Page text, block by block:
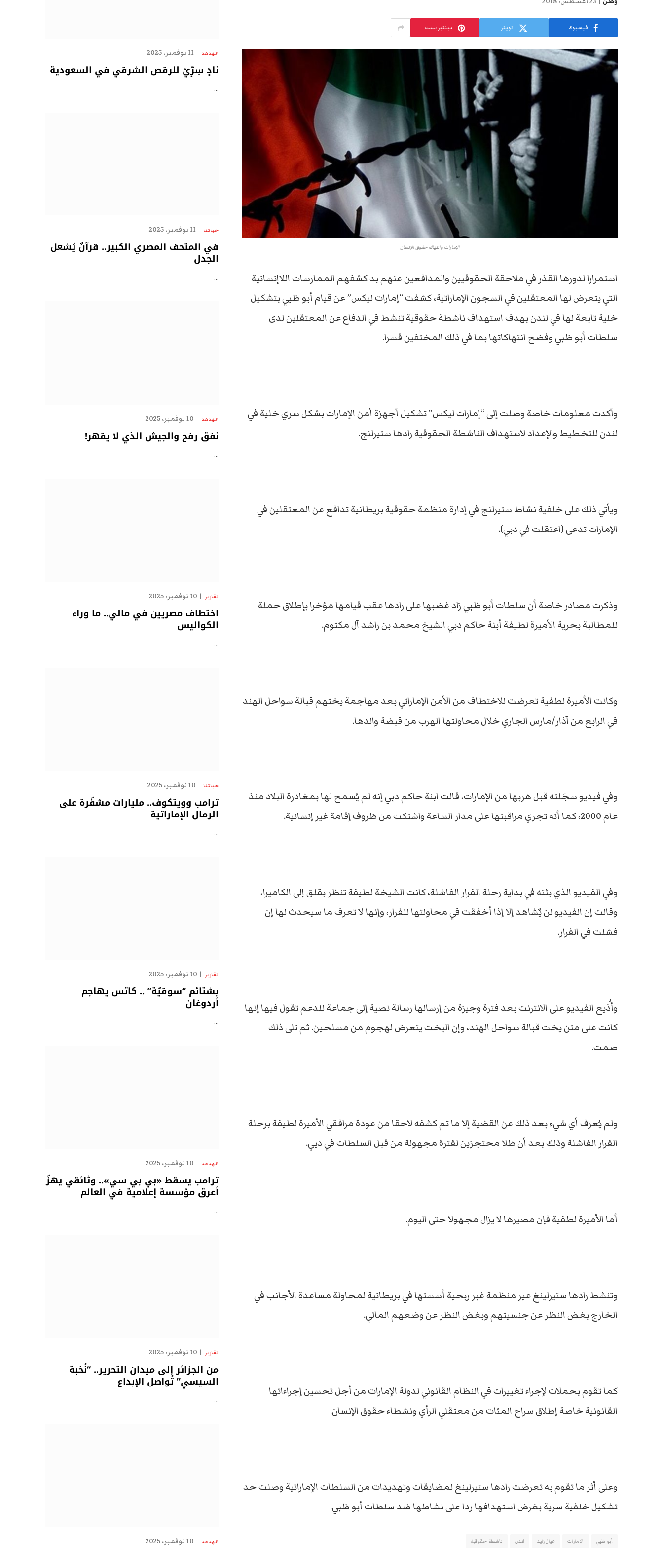
فيسبوك تويتر بينتيريست
الإمارات وانتهاك حقوق الإنسان
استمرارا لدورها القذر في ملاحقة الحقوقيين والمدافعين عنهم بد كشفهم الممارسات اللاإنسانية
التي يتعرض لها المعتقلين في السجون الإماراتية، كشفت “إمارات ليكس” عن قيام أبو ظبي بتشكيل
خلية تابعة لها في لندن بهدف استهداف ناشطة حقوقية تنشط في الدفاع عن المعتقلين لدى
سلطات أبو ظبي وفضح انتهاكاتها بما في ذلك المختفين قسرا.
وأكدت معلومات خاصة وصلت إلى “إمارات ليكس” تشكيل أجهزة أمن الإمارات بشكل سري خلية في
لندن للتخطيط والإعداد لاستهداف الناشطة الحقوقية رادها ستيرلنج.
ويأتي ذلك على خلفية نشاط ستيرلنج في إدارة منظمة حقوقية بريطانية تدافع عن المعتقلين في
الإمارات تدعى (اعتقلت في دبي).
وذكرت مصادر خاصة أن سلطات أبو ظبي زاد غضبها على رادها عقب قيامها مؤخرا بإطلاق حملة
للمطالبة بحرية الأميرة لطيفة أبنة حاكم دبي الشيخ محمد بن راشد آل مكتوم.
وكانت الأميرة لطفية تعرضت للاختطاف من الأمن الإماراتي بعد مهاجمة يختهم قبالة سواحل الهند
في الرابع من آذار/مارس الجاري خلال محاولتها الهرب من قبضة والدها.
وفي فيديو سجَلته قبل هربها من الإمارات، قالت ابنة حاكم دبي إنه لم يُسمح لها بمغادرة البلاد منذ
عام 2000، كما أنه تجري مراقبتها على مدار الساعة واشتكت من ظروف إقامة غير إنسانية.
وفي الفيديو الذي بثته في بداية رحلة الفرار الفاشلة، كانت الشيخة لطيفة تنظر بقلق إلى الكاميرا،
وقالت إن الفيديو لن يٌشاهد إلا إذا أخفقت في محاولتها للفرار، وإنها لا تعرف ما سيحدث لها إن
فشلت في الفرار.
وأُذيع الفيديو على الانترنت بعد فترة وجيزة من إرسالها رسالة نصية إلى جماعة للدعم تقول فيها إنها
كانت على متن يخت قبالة سواحل الهند، وإن اليخت يتعرض لهجوم من مسلحين. ثم تلى ذلك
صمت.
ولم يُعرف أي شيء بعد ذلك عن القضية إلا ما تم كشفه لاحقا من عودة مرافقي الأميرة لطيفة برحلة
الفرار الفاشلة وذلك بعد أن ظلا محتجزين لفترة مجهولة من قبل السلطات في دبي.
أما الأميرة لطفية فإن مصيرها لا يزال مجهولا حتى اليوم.
وتنشط رادها ستيرلينغ عير منظمة غبر ربحية أسستها في بريطانية لمحاولة مساعدة الأجانب في
الخارج بغض النظر عن جنسيتهم وبغض النظر عن وضعهم المالي.
كما تقوم بحملات لإجراء تغييرات في النظام القانوني لدولة الإمارات من أجل تحسين إجراءاتها
القانونية خاصة إطلاق سراح المئات من معتقلي الرأي ونشطاء حقوق الإنسان.
وعلى أثر ما تقوم به تعرضت رادها ستيرلينغ لمضايقات وتهديدات من السلطات الإماراتية وصلت حد
تشكيل خلفية سرية بغرض استهدافها ردا على نشاطها ضد سلطات أبو ظبي.
أبو ظبي الامارات عيال زايد لندن ناشطة حقوقية
الهدهد 11 نوفمبر، 2025
نادٍ سِرِّيّ للرقص الشرقي في السعودية
…
حياتنا 11 نوفمبر، 2025
في المتحف المصري الكبير.. قرآنٌ يُشعل
الجدل
…
الهدهد 10 نوفمبر، 2025
نفق رفح والجيش الذي لا يقهر!
…
تقارير 10 نوفمبر، 2025
اختطاف مصريين في مالي.. ما وراء
الكواليس
…
حياتنا 10 نوفمبر، 2025
ترامب وويتكوف.. مليارات مشفّرة على
الرمال الإماراتية
…
تقارير 10 نوفمبر، 2025
بشتائم “سوقيّة” .. كاتس يهاجم
أردوغان
…
الهدهد 10 نوفمبر، 2025
ترامب يسقط «بي بي سي».. وثائقي يهزّ
أعرق مؤسسة إعلامية في العالم
…
تقارير 10 نوفمبر، 2025
من الجزائر إلى ميدان التحرير.. “نُخبة
السيسي” تُواصل الإبداع
…
الهدهد 10 نوفمبر، 2025